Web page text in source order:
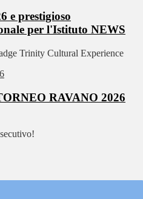
e prestigioso
per l'Istituto NEWS
Trinity Cultural Experience
RAVANO 2026